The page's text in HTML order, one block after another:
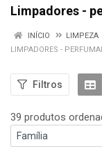
Limpadores -
INÍCIO
LIMPEZA
LIMPADORES -
Filtros
39 produtos